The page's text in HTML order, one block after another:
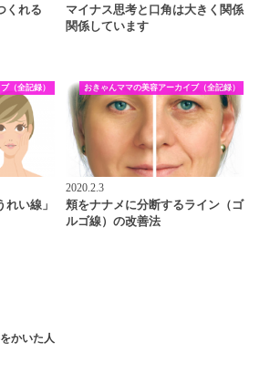
くれる
マイナス思考と口角は大きく関係
関係しています
（全記録）
れい線」
おきゃんママの美容アーカイブ（全記録）
2020.2.3
頬をナナメに分断するライン（ゴ
ルゴ線）の改善法
かいた人